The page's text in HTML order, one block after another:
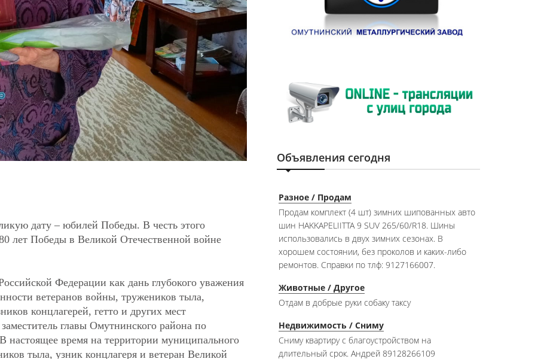
дату – юбилей Победы. В честь этого
лет Победы в Великой Отечественной войне
Федерации как дань глубокого уважения
ветеранов войны, тружеников тыла,
концлагерей, гетто и других мест
главы Омутнинского района по
время на территории муниципального
тыла, узник концлагеря и ветеран Великой
Объявления сегодня
Разное / Продам
Продам комплект (4 шт) зимних шипованных авто
шин HAKKAPELIITTA 9 SUV 265/60/R18. Шины
использовались в двух зимних сезонах. В
хорошем состоянии, без проколов и каких-либо
ремонтов. Справки по тлф: 9127166007.
Животные / Другое
Отдам в добрые руки собаку таксу
Недвижимость / Сниму
Сниму квартиру с благоустройством на
длительный срок. Андрей 89128266109